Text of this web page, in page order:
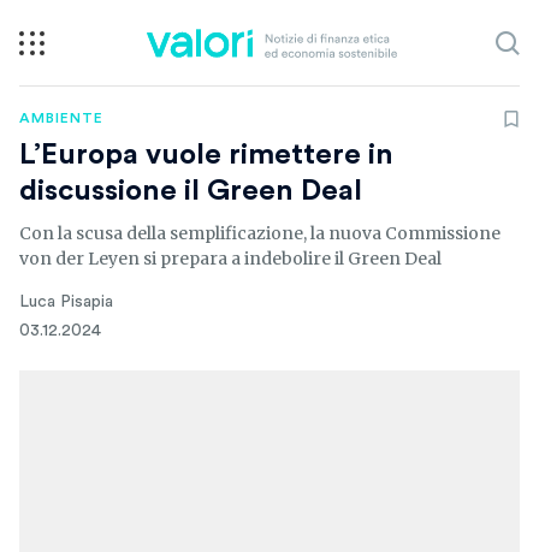
AMBIENTE
L’Europa vuole rimettere in
discussione il Green Deal
Con la scusa della semplificazione, la nuova Commissione
von der Leyen si prepara a indebolire il Green Deal
Luca Pisapia
03.12.2024